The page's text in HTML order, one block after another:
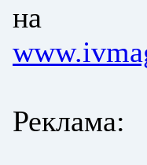
на
Реклама: